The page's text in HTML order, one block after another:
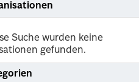
Suche wurden keine
gefunden.